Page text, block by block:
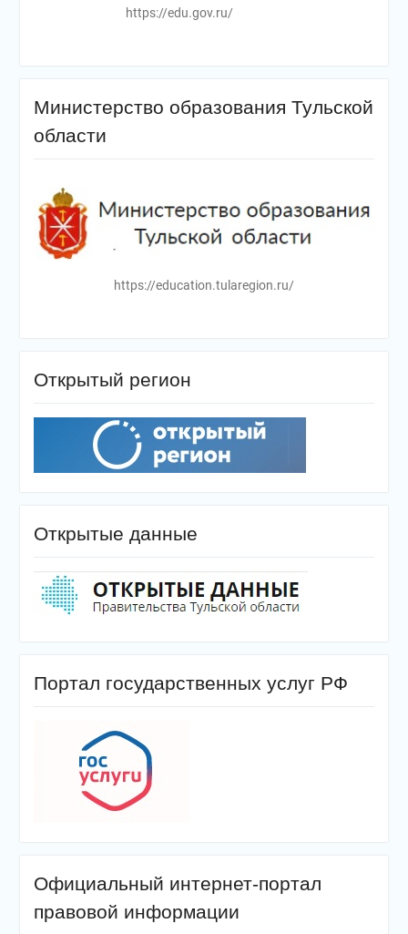
https://edu.gov.ru/
Министерство образования Тульской
области
https://education.tularegion.ru/
Открытый регион
Открытые данные
Портал государственных услуг РФ
Официальный интернет-портал
правовой информации